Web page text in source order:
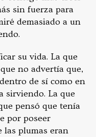
sin fuerza para
demasiado a un
su vida. La que
no advertía que,
de sí como en
sirviendo. La que
pensó que tenía
por poseer
las plumas eran